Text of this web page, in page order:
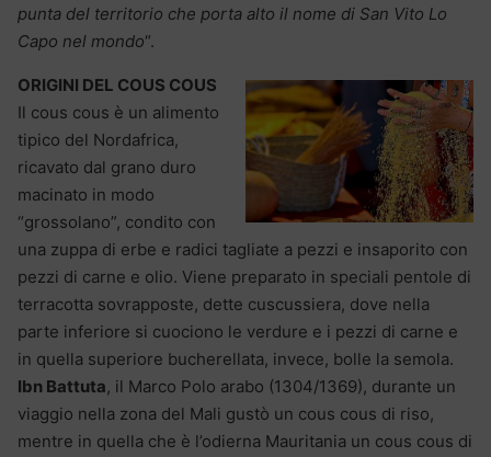
punta del territorio che porta alto il nome di San Vito Lo
Capo nel mondo“.
ORIGINI DEL COUS COUS
Il cous cous è un alimento
tipico del Nordafrica,
ricavato dal grano duro
macinato in modo
“grossolano”, condito con
una zuppa di erbe e radici tagliate a pezzi e insaporito con
pezzi di carne e olio. Viene preparato in speciali pentole di
terracotta sovrapposte, dette cuscussiera, dove nella
parte inferiore si cuociono le verdure e i pezzi di carne e
in quella superiore bucherellata, invece, bolle la semola.
Ibn Battuta, il Marco Polo arabo (1304/1369), durante un
viaggio nella zona del Mali gustò un cous cous di riso,
mentre in quella che è l’odierna Mauritania un cous cous di